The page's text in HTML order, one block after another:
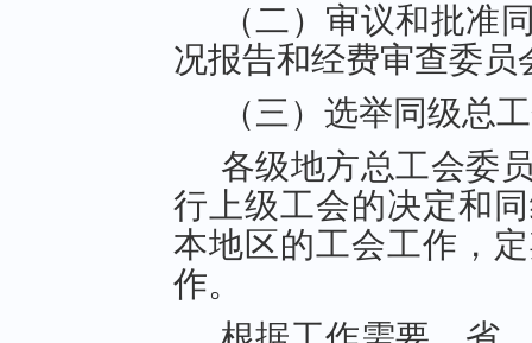
（二）审议和批准
况报告和经费审查委员
（三）选举同级总
各级地方总工会委
行上级工会的决定和
本地区的工会工作，
作。